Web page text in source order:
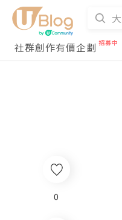
社群創作有價企劃
0